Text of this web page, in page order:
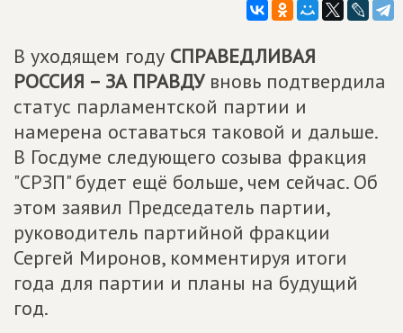
В уходящем году СПРАВЕДЛИВАЯ
РОССИЯ – ЗА ПРАВДУвновь подтвердила
статус парламентской партии и
намерена оставаться таковой и дальше.
В Госдуме следующего созыва фракция
"СРЗП" будет ещё больше, чем сейчас. Об
этом заявил Председатель партии,
руководитель партийной фракции
Сергей Миронов, комментируя итоги
года для партии и планы на будущий
год.